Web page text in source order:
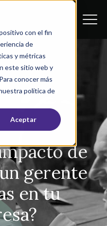
con el fin
de
y métricas
este sitio web y
conocer más
política de
Aceptar
de
gerente
en tu